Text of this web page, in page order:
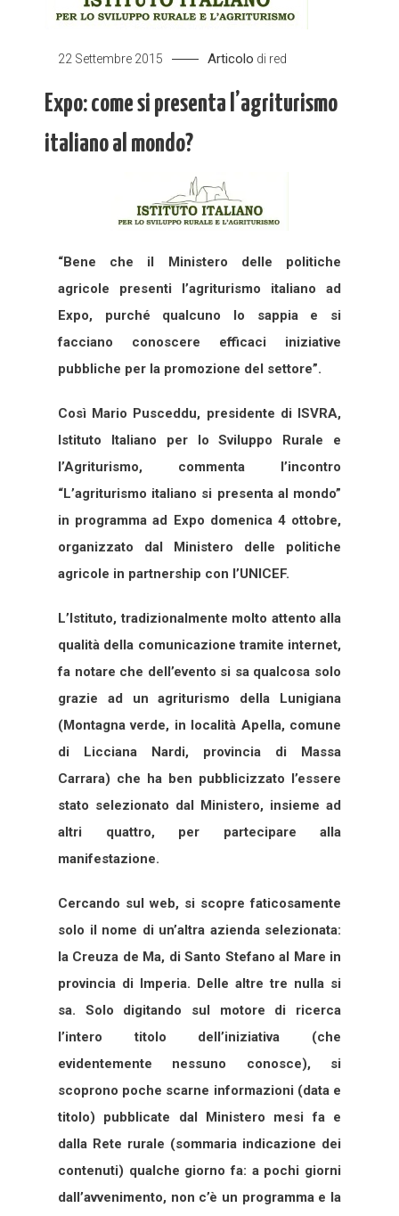
22 Settembre 2015 Articolo di red
Expo: come si presenta l’agriturismo
italiano al mondo?
“Bene che il Ministero delle politiche
agricole presenti l’agriturismo italiano ad
Expo, purché qualcuno lo sappia e si
facciano conoscere efficaci iniziative
pubbliche per la promozione del settore”.
Così Mario Pusceddu, presidente di ISVRA,
Istituto Italiano per lo Sviluppo Rurale e
l’Agriturismo, commenta l’incontro
“L’agriturismo italiano si presenta al mondo”
in programma ad Expo domenica 4 ottobre,
organizzato dal Ministero delle politiche
agricole in partnership con l’UNICEF.
L’Istituto, tradizionalmente molto attento alla
qualità della comunicazione tramite internet,
fa notare che dell’evento si sa qualcosa solo
grazie ad un agriturismo della Lunigiana
(Montagna verde, in località Apella, comune
di Licciana Nardi, provincia di Massa
Carrara) che ha ben pubblicizzato l’essere
stato selezionato dal Ministero, insieme ad
altri quattro, per partecipare alla
manifestazione.
Cercando sul web, si scopre faticosamente
solo il nome di un’altra azienda selezionata:
la Creuza de Ma, di Santo Stefano al Mare in
provincia di Imperia. Delle altre tre nulla si
sa. Solo digitando sul motore di ricerca
l’intero titolo dell’iniziativa (che
evidentemente nessuno conosce), si
scoprono poche scarne informazioni (data e
titolo) pubblicate dal Ministero mesi fa e
dalla Rete rurale (sommaria indicazione dei
contenuti) qualche giorno fa: a pochi giorni
dall’avvenimento, non c’è un programma e la